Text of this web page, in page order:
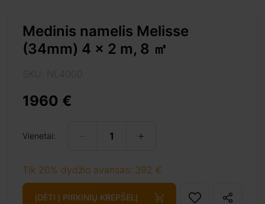
Medinis namelis Melisse
(34mm) 4 x 2 m, 8 ㎡
1960 €
Vienetai:
Tik 20% dydžio avansas: 392 €
ĮDĖTI Į PIRKINIŲ KREPŠELĮ